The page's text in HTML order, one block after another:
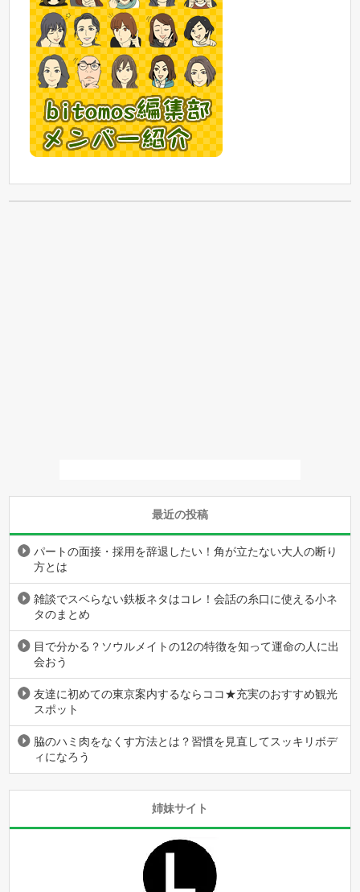
最近の投稿
パートの面接・採用を辞退したい！角が立たない大人の断り
方とは
雑談でスベらない鉄板ネタはコレ！会話の糸口に使える小ネ
タのまとめ
目で分かる？ソウルメイトの12の特徴を知って運命の人に出
会おう
友達に初めての東京案内するならココ★充実のおすすめ観光
スポット
脇のハミ肉をなくす方法とは？習慣を見直してスッキリボデ
ィになろう
姉妹サイト